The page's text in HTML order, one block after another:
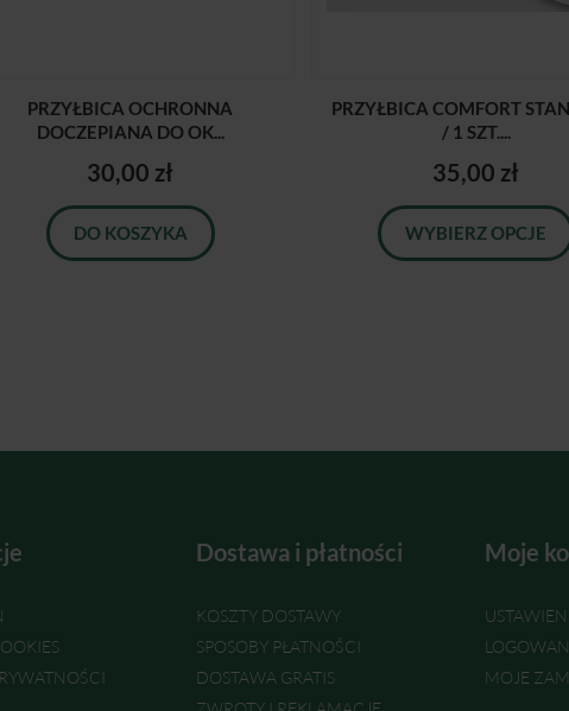
PRZYŁBICA OCHRONNA
DOCZEPIANA DO OK...
30,00 zł
DO KOSZYKA
PRZYŁBICA COMFORT
/ 1 SZT....
35,00 zł
WYBIERZ OPCJE
Dostawa i płatności
KOSZTY DOSTAWY
SPOSOBY PŁATNOŚCI
DOSTAWA GRATIS
Moje
MOJE